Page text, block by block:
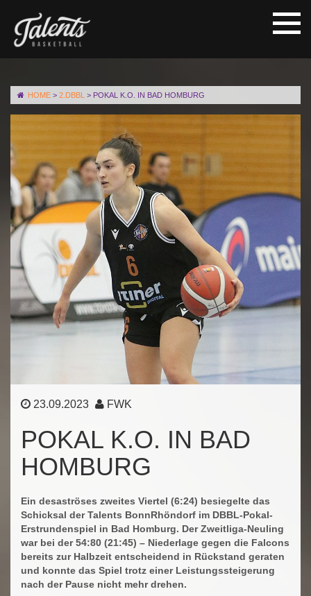
HOME > 2.DBBL > POKAL K.O. IN BAD HOMBURG
23.09.2023 FWK
POKAL K.O. IN BAD
HOMBURG
Ein desaströses zweites Viertel (6:24) besiegelte das
Schicksal der Talents BonnRhöndorf im DBBL-Pokal-
Erstrundenspiel in Bad Homburg. Der Zweitliga-Neuling
war bei der 54:80 (21:45) – Niederlage gegen die Falcons
bereits zur Halbzeit entscheidend in Rückstand geraten
und konnte das Spiel trotz einer Leistungssteigerung
nach der Pause nicht mehr drehen.